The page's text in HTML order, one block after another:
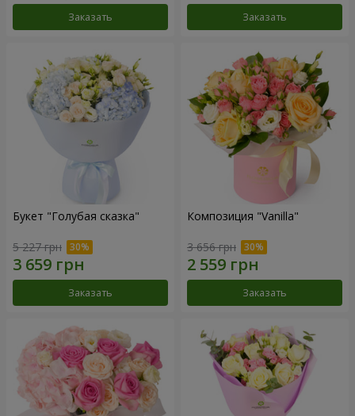
Заказать Заказать
Букет "Голубая сказка"
5 227 грн
Заказать
Композиция "Vanilla"
3 656 грн
Заказать